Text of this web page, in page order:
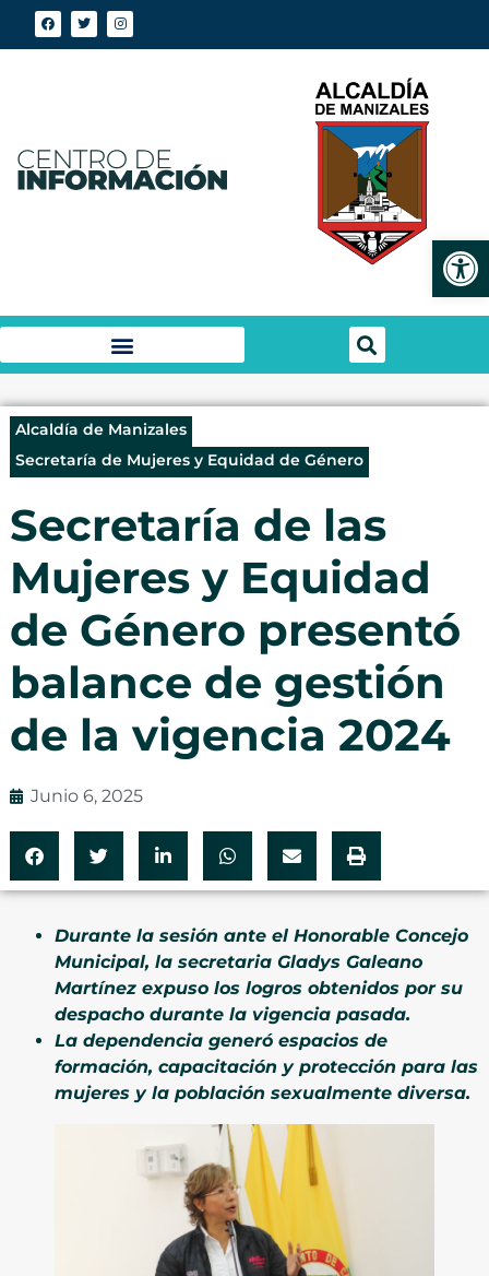
Alcaldía de Manizales
Secretaría de Mujeres y Equidad de Género
Secretaría de las
Mujeres y Equidad
de Género presentó
balance de gestión
de la vigencia 2024
Junio 6, 2025
Durante la sesión ante el Honorable Concejo
Municipal, la secretaria Gladys Galeano
Martínez expuso los logros obtenidos por su
despacho durante la vigencia pasada.
La dependencia generó espacios de
formación, capacitación y protección para las
mujeres y la población sexualmente diversa.